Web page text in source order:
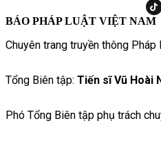
BÁO PHÁP LUẬT VIỆT NAM
Chuyên trang truyền thông
Tổng Biên tập: Tiến sĩ Vũ Hoài
Phó Tổng Biên tập phụ trách